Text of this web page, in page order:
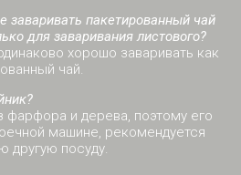
пакетированный чай
для заваривания листового?
хорошо заваривать как
чай.
фарфора и дерева, поэтому его
машине, рекомендуется
другую посуду.